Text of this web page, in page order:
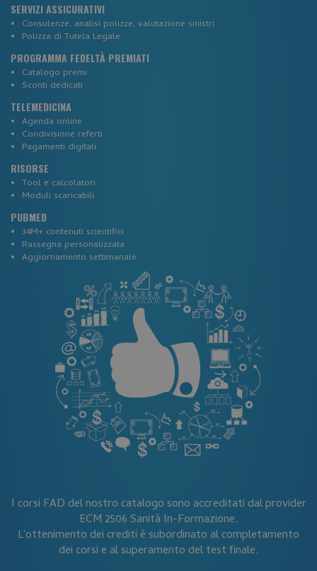
SERVIZI ASSICURATIVI
Consulenze, analisi polizze, valutazione sinistri
Polizza di Tutela Legale
PROGRAMMA FEDELTÀ PREMIATI
Catalogo premi
Sconti dedicati
TELEMEDICINA
Agenda online
Condivisione referti
Pagamenti digitali
RISORSE
Tool e calcolatori
Moduli scaricabili
PUBMED
34M+ contenuti scientifici
Rassegna personalizzata
Aggiornamento settimanale
I corsi FAD del nostro catalogo sono accreditati dal provider
ECM 2506 Sanità In-Formazione.
L'ottenimento dei crediti è subordinato al completamento
dei corsi e al superamento del test finale.
funzionare correttamente senza questi cookie.
Nome
__cf_bm
visid_incap_2921979
CookieScriptConsent